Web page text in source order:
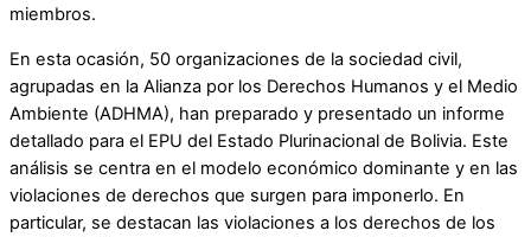
miembros.
En esta ocasión, 50 organizaciones de la sociedad civil,
agrupadas en la Alianza por los Derechos Humanos y el Medio
Ambiente (ADHMA), han preparado y presentado un informe
detallado para el EPU del Estado Plurinacional de Bolivia. Este
análisis se centra en el modelo económico dominante y en las
violaciones de derechos que surgen para imponerlo. En
particular, se destacan las violaciones a los derechos de los